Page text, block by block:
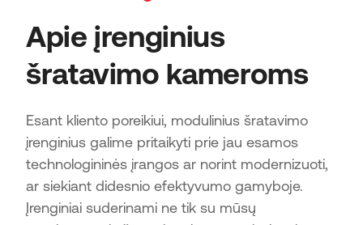
Apie įrenginius
šratavimo kameroms
Esant kliento poreikiui, modulinius šratavimo
įrenginius galime pritaikyti prie jau esamos
technologininės įrangos ar norint modernizuoti,
ar siekiant didesnio efektyvumo gamyboje.
Įrenginiai suderinami ne tik su mūsų